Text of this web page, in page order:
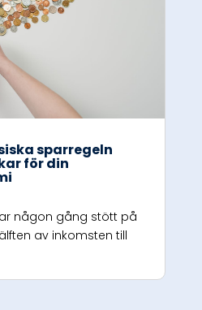
sparregeln
för din
någon gång stött på
av inkomsten till